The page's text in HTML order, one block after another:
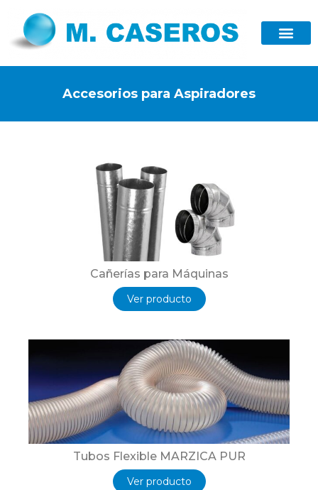
Accesorios para Aspiradores
Cañerías para Máquinas
Ver producto
Tubos Flexible MARZICA PUR
Ver producto